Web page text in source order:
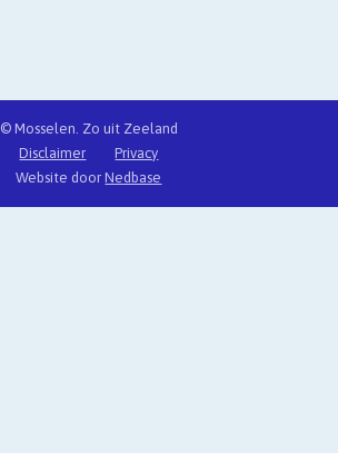
© Mosselen. Zo uit Zeeland
Disclaimer
Privacy
Website doorNedbase